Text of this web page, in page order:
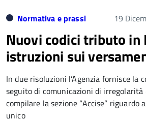
Normativa e prassi 19
Nuovi codici tributo in
istruzioni sui
In due risoluzioni l’Agenzia fornisce la
seguito di comunicazioni di irregolarità
compilare la sezione “Accise” riguardo
unico